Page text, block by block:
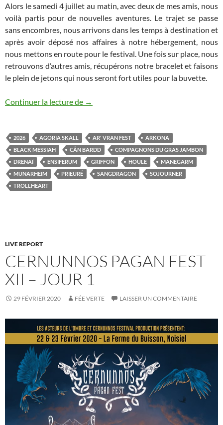
Alors le samedi 4 juillet au matin, avec deux de mes amis, nous
voilà partis pour de nouvelles aventures. Le trajet se passe
sans encombres, nous arrivons dans les temps à destination et
après avoir déposé nos affaires à notre hébergement, nous
nous mettons en route pour le festival. Une fois sur place, nous
retrouvons d’autres amis, récupérons notre bracelet et faisons
le plein de jetons qui nous seront fort utiles pour la buvette.
Continuer la lecture de Ar’ Vran Fest IV
→
2026 AGORIA SKALL AR' VRAN FEST
ARKONA
BLACK MESSIAH
CÂN BARDD
COMPAGNONS DU GRAS JAMBON
DRENAÏ
ENSIFERUM GRIFFON HOULE
MANEGARM
MUNARHEIM
PRIEURÉ SANGDRAGON
SOJOURNER
TROLLHEART
LIVE REPORT
CERNUNNOS PAGAN FEST
XII – JOUR 1
29 FÉVRIER 2020 FÉE VERTE LAISSER UN COMMENTAIRE